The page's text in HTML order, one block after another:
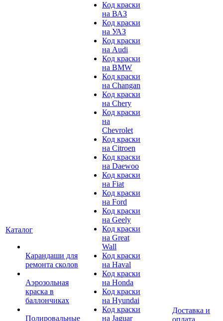
Каталог
Карандаши для
ремонта сколов
Аэрозольная
краска в
баллончиках
Полировальные
Код краски
на ВАЗ
Код краски
на УАЗ
Код краски
на Audi
Код краски
на BMW
Код краски
на Changan
Код краски
на Chery
Код краски
на
Chevrolet
Код краски
на Citroen
Код краски
на Daewoo
Код краски
на Fiat
Код краски
на Ford
Код краски
на Geely
Код краски
на Great
Wall
Код краски
на Haval
Код краски
на Honda
Код краски
на Hyundai
Код краски
на Jaguar
Доставка и
оплата